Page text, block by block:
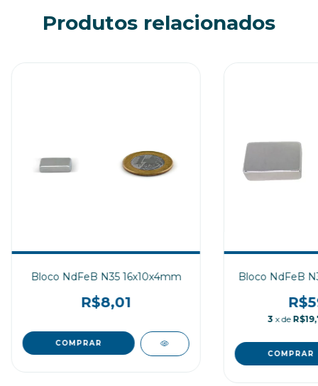
Produtos relacionados
Bloco NdFeB N35 16x10x4mm
R$8,01
Bloco NdFeB
3 x de